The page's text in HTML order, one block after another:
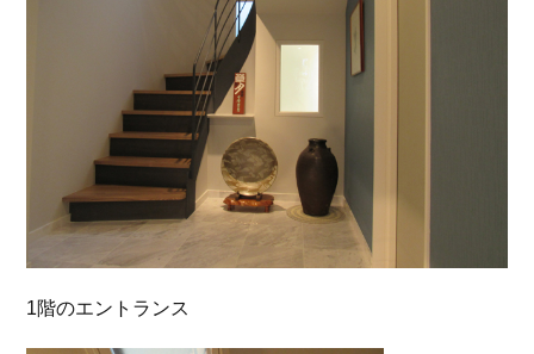
1階のエントランス